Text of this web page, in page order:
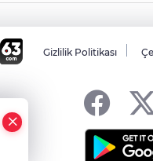
Gizlilik Politikası